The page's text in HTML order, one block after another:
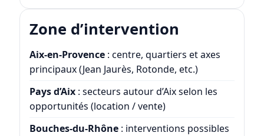
Zone d’intervention
Aix-en-Provence: centre, quartiers et axes
principaux (Jean Jaurès, Rotonde, etc.)
Pays d’Aix: secteurs autour d’Aix selon les
opportunités (location / vente)
Bouches-du-Rhône: interventions possibles